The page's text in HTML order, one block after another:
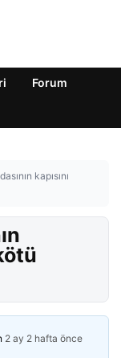
Forum
kapısını
2 ay 2 hafta önce